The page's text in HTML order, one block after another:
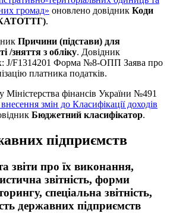
громад» оновлено довідник Коди
КАТОТТГ).
Причини (підстави) для
/зняття з обліку. Довідник
J/F1314201 Форма №8-ОПП Заява про
платника податків.
Міністерства фінансів України №491
змін до Класифікації доходів
Бюджетний класифікатор.
підприємств
звіти про їх виконання,
звітність, форми
спеціальна звітність,
державних підприємств